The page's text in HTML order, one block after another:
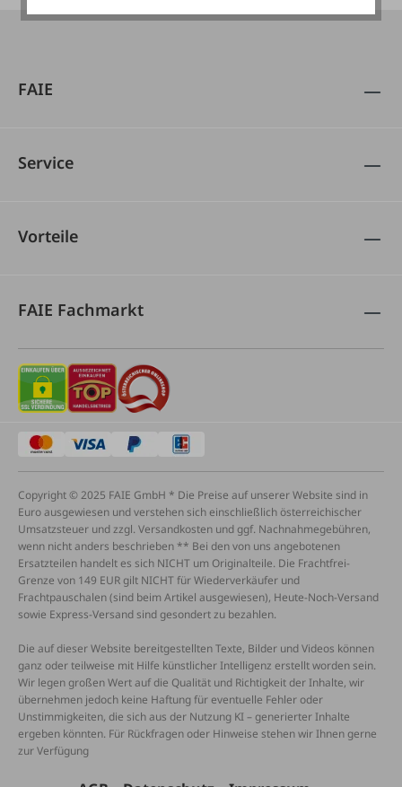
FAIE
Service
Vorteile
FAIE Fachmarkt
Copyright © 2025 FAIE GmbH * Die Preise auf unserer Website sind in
Euro ausgewiesen und verstehen sich einschließlich österreichischer
Umsatzsteuer und zzgl. Versandkosten und ggf. Nachnahmegebühren,
wenn nicht anders beschrieben ** Bei den von uns angebotenen
Ersatzteilen handelt es sich NICHT um Originalteile. Die Frachtfrei-
Grenze von 149 EUR gilt NICHT für Wiederverkäufer und
Frachtpauschalen (sind beim Artikel ausgewiesen), Heute-Noch-Versand
sowie Express-Versand sind gesondert zu bezahlen.
Die auf dieser Website bereitgestellten Texte, Bilder und Videos können
ganz oder teilweise mit Hilfe künstlicher Intelligenz erstellt worden sein.
Wir legen großen Wert auf die Qualität und Richtigkeit der Inhalte, wir
übernehmen jedoch keine Haftung für eventuelle Fehler oder
Unstimmigkeiten, die sich aus der Nutzung KI – generierter Inhalte
ergeben könnten. Für Rückfragen oder Hinweise stehen wir Ihnen gerne
zur Verfügung